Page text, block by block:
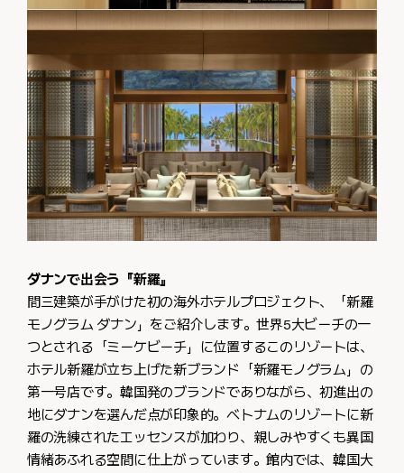
ダナンで出会う『新羅』
間三建築が手がけた初の海外ホテルプロジェクト、「新羅
モノグラム ダナン」をご紹介します。世界5大ビーチの一
つとされる「ミーケビーチ」に位置するこのリゾートは、
ホテル新羅が立ち上げた新ブランド「新羅モノグラム」の
第一号店です。韓国発のブランドでありながら、初進出の
地にダナンを選んだ点が印象的。ベトナムのリゾートに新
羅の洗練されたエッセンスが加わり、親しみやすくも異国
情緒あふれる空間に仕上がっています。館内では、韓国大